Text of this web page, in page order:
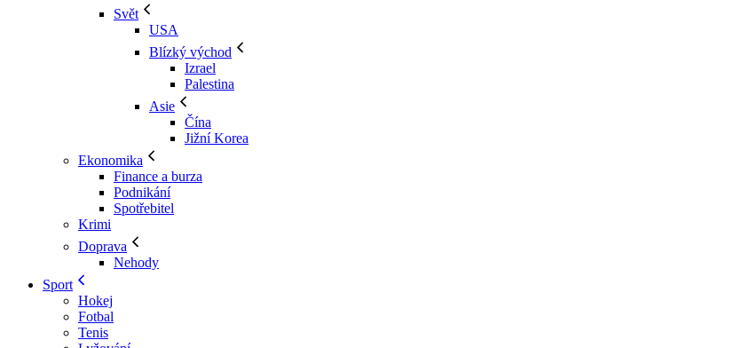
Svět
USA
Blízký východ
Izrael
Palestina
Asie
Čína
Jižní Korea
Ekonomika
Finance a burza
Podnikání
Spotřebitel
Krimi
Doprava
Nehody
Sport
Hokej
Fotbal
Tenis